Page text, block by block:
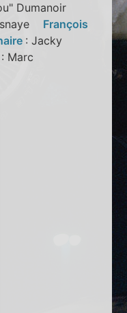
Dumanoir
François
: Jacky
: Marc